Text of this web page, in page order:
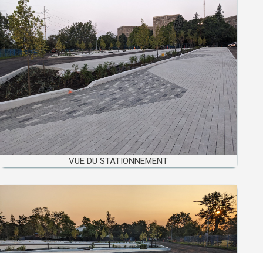
VUE DU STATIONNEMENT